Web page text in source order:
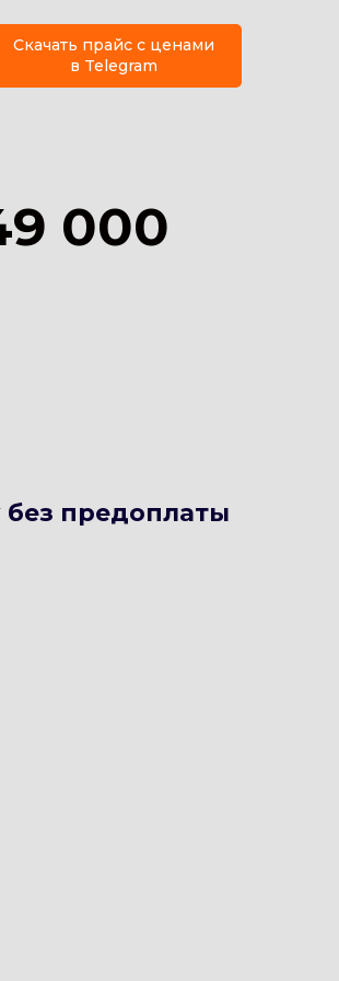
Скачать прайс с ценами
в Telegram
000
без предоплаты